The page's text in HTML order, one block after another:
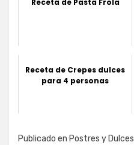
Receta de Pasta Frola
Receta de Crepes dulces
para 4 personas
Publicado en Postres y Dulces